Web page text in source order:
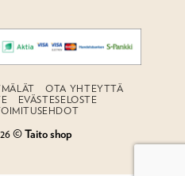
OTA YHTEYTTÄ
EVÄSTESELOSTE
©Taito shop